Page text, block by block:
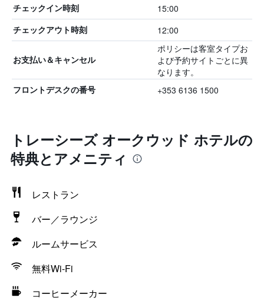
チェックイン時刻 15:00
チェックアウト時刻 12:00
お支払い＆キャンセル
ポリシーは客室タイプお
よび予約サイトごとに異
なります。
フロントデスクの番号 +353 6136 1500
トレーシーズ オークウッド ホテルの
特典とアメニティ
レストラン
バー／ラウンジ
ルームサービス
無料Wi-Fi
コーヒーメーカー